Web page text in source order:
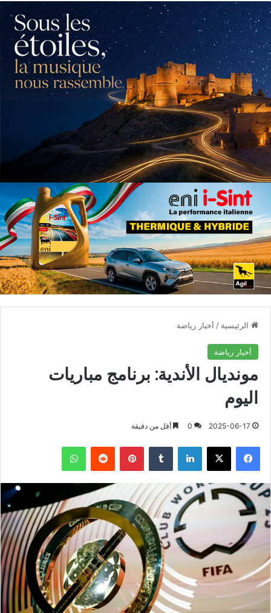
الرئيسية / أخبار رياضة
أخبار رياضة
مونديال الأندية: برنامج مباريات
اليوم
2025-06-17
0 أقل من دقيقة
فيسبوك X لينكدإن بينتيريست واتساب